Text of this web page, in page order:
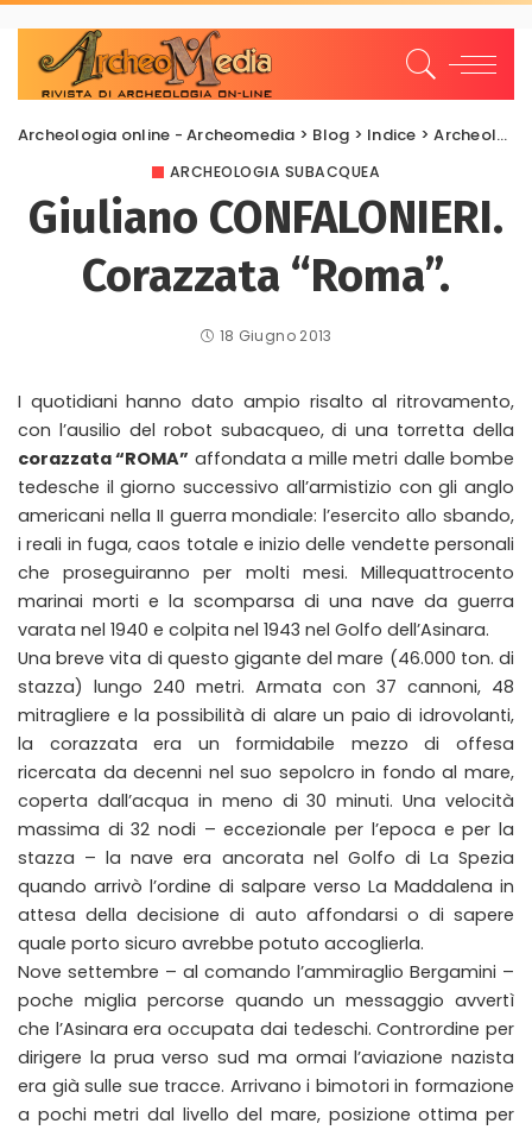
Archeologia online - Archeomedia > Blog > Indice >Archeologia Subacquea
ARCHEOLOGIA SUBACQUEA
Giuliano CONFALONIERI.
Corazzata “Roma”.
18 Giugno 2013
I quotidiani hanno dato ampio risalto al ritrovamento,
con l’ausilio del robot subacqueo, di una torretta della
corazzata “ROMA” affondata a mille metri dalle bombe
tedesche il giorno successivo all’armistizio con gli anglo
americani nella II guerra mondiale: l’esercito allo sbando,
i reali in fuga, caos totale e inizio delle vendette personali
che proseguiranno per molti mesi. Millequattrocento
marinai morti e la scomparsa di una nave da guerra
varata nel 1940 e colpita nel 1943 nel Golfo dell’Asinara.
Una breve vita di questo gigante del mare (46.000 ton. di
stazza) lungo 240 metri. Armata con 37 cannoni, 48
mitragliere e la possibilità di alare un paio di idrovolanti,
la corazzata era un formidabile mezzo di offesa
ricercata da decenni nel suo sepolcro in fondo al mare,
coperta dall’acqua in meno di 30 minuti. Una velocità
massima di 32 nodi – eccezionale per l’epoca e per la
stazza – la nave era ancorata nel Golfo di La Spezia
quando arrivò l’ordine di salpare verso La Maddalena in
attesa della decisione di auto affondarsi o di sapere
quale porto sicuro avrebbe potuto accoglierla.
Nove settembre – al comando l’ammiraglio Bergamini –
poche miglia percorse quando un messaggio avvertì
che l’Asinara era occupata dai tedeschi. Contrordine per
dirigere la prua verso sud ma ormai l’aviazione nazista
era già sulle sue tracce. Arrivano i bimotori in formazione
a pochi metri dal livello del mare, posizione ottima per